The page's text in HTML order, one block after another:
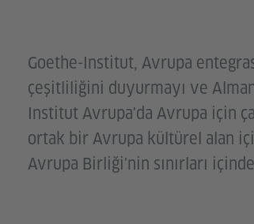
Goethe-Institut, Avrupa
çeşitliliğini duyurmayı ve
Institut Avrupa'da Avrupa için
ortak bir Avrupa kültürel alan
Avrupa Birliği'nin sınırları